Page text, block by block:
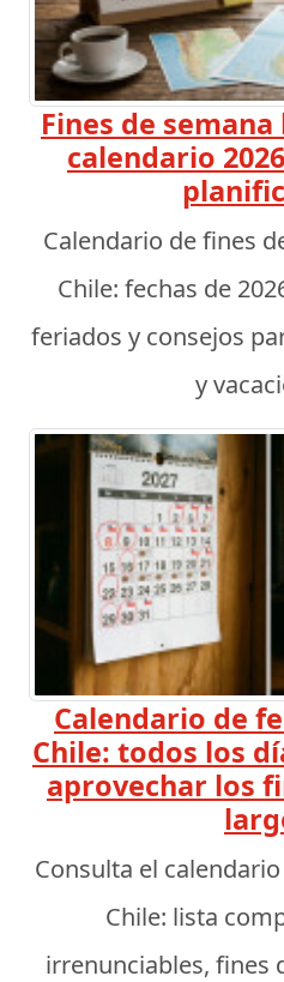
Fines de
calendario
Calendario de fines
Chile: fechas de
feriados y consejos
y
Calendario de
Chile: todos los
aprovechar los
Consulta el
Chile: lista
irrenunciables, fines